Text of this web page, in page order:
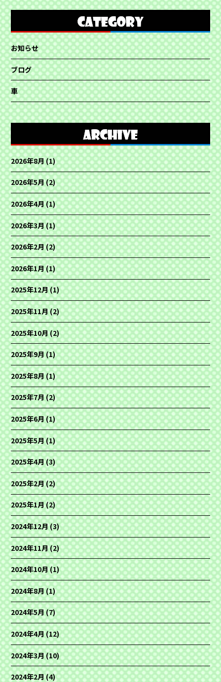
お知らせ
ブログ
車
2026年8月(1)
2026年5月(2)
2026年4月(1)
2026年3月(1)
2026年2月(2)
2026年1月(1)
2025年12月(1)
2025年11月(2)
2025年10月(2)
2025年9月(1)
2025年8月(1)
2025年7月(2)
2025年6月(1)
2025年5月(1)
2025年4月(3)
2025年2月(2)
2025年1月(2)
2024年12月(3)
2024年11月(2)
2024年10月(1)
2024年8月(1)
2024年5月(7)
2024年4月(12)
2024年3月(10)
2024年2月(4)